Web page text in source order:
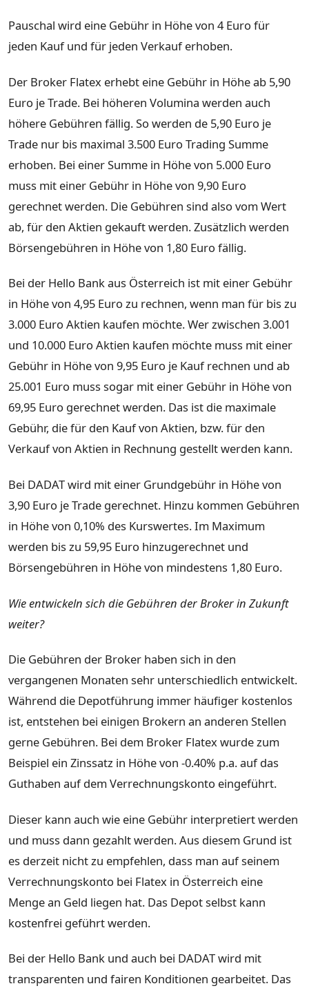
Pauschal wird eine Gebühr in Höhe von 4 Euro für
jeden Kauf und für jeden Verkauf erhoben.
Der Broker Flatex erhebt eine Gebühr in Höhe ab 5,90
Euro je Trade. Bei höheren Volumina werden auch
höhere Gebühren fällig. So werden de 5,90 Euro je
Trade nur bis maximal 3.500 Euro Trading Summe
erhoben. Bei einer Summe in Höhe von 5.000 Euro
muss mit einer Gebühr in Höhe von 9,90 Euro
gerechnet werden. Die Gebühren sind also vom Wert
ab, für den Aktien gekauft werden. Zusätzlich werden
Börsengebühren in Höhe von 1,80 Euro fällig.
Bei der Hello Bank aus Österreich ist mit einer Gebühr
in Höhe von 4,95 Euro zu rechnen, wenn man für bis zu
3.000 Euro Aktien kaufen möchte. Wer zwischen 3.001
und 10.000 Euro Aktien kaufen möchte muss mit einer
Gebühr in Höhe von 9,95 Euro je Kauf rechnen und ab
25.001 Euro muss sogar mit einer Gebühr in Höhe von
69,95 Euro gerechnet werden. Das ist die maximale
Gebühr, die für den Kauf von Aktien, bzw. für den
Verkauf von Aktien in Rechnung gestellt werden kann.
Bei DADAT wird mit einer Grundgebühr in Höhe von
3,90 Euro je Trade gerechnet. Hinzu kommen Gebühren
in Höhe von 0,10% des Kurswertes. Im Maximum
werden bis zu 59,95 Euro hinzugerechnet und
Börsengebühren in Höhe von mindestens 1,80 Euro.
Wie entwickeln sich die Gebühren der Broker in Zukunft
weiter?
Die Gebühren der Broker haben sich in den
vergangenen Monaten sehr unterschiedlich entwickelt.
Während die Depotführung immer häufiger kostenlos
ist, entstehen bei einigen Brokern an anderen Stellen
gerne Gebühren. Bei dem Broker Flatex wurde zum
Beispiel ein Zinssatz in Höhe von -0.40% p.a. auf das
Guthaben auf dem Verrechnungskonto eingeführt.
Dieser kann auch wie eine Gebühr interpretiert werden
und muss dann gezahlt werden. Aus diesem Grund ist
es derzeit nicht zu empfehlen, dass man auf seinem
Verrechnungskonto bei Flatex in Österreich eine
Menge an Geld liegen hat. Das Depot selbst kann
kostenfrei geführt werden.
Bei der Hello Bank und auch bei DADAT wird mit
transparenten und fairen Konditionen gearbeitet. Das